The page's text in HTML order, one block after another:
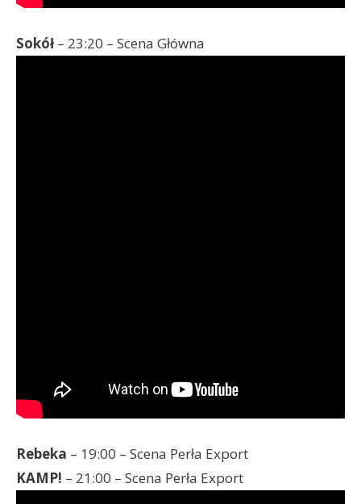
Sokół– 23:20 – Scena Główna
Rebeka – 19:00 – Scena Perła Export
KAMP! – 21:00 – Scena Perła Export